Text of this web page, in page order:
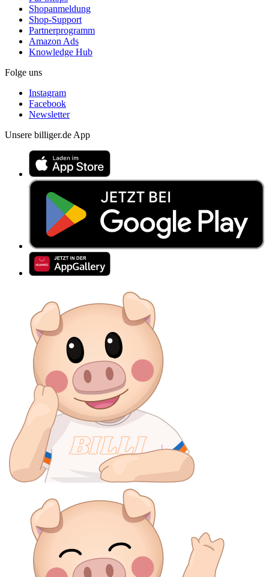
Shopanmeldung
Shop-Support
Partnerprogramm
Amazon Ads
Knowledge Hub
Folge uns
Instagram
Facebook
Newsletter
Unsere billiger.de App